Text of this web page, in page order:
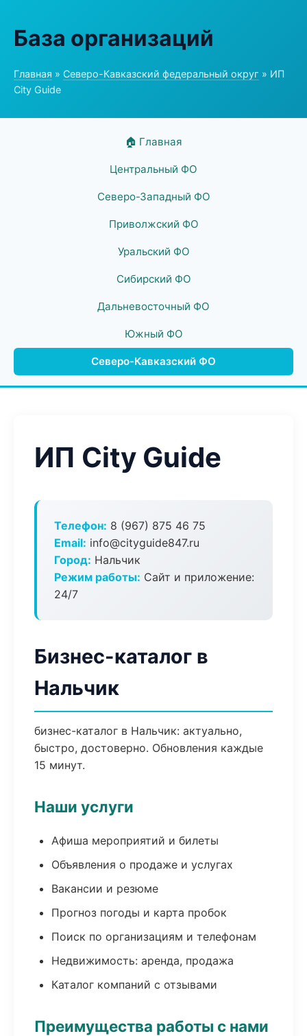
База организаций
Главная » Северо-Кавказский федеральный округ » ИП
City Guide
🏠 Главная
Центральный ФО
Северо-Западный ФО
Приволжский ФО
Уральский ФО
Сибирский ФО
Дальневосточный ФО
Южный ФО
Северо-Кавказский ФО
ИП City Guide
Телефон: 8 (967) 875 46 75
Email: info@cityguide847.ru
Город: Нальчик
Режим работы: Сайт и приложение:
24/7
Бизнес-каталог в
Нальчик
бизнес-каталог в Нальчик: актуально,
быстро, достоверно. Обновления каждые
15 минут.
Наши услуги
Афиша мероприятий и билеты
Объявления о продаже и услугах
Вакансии и резюме
Прогноз погоды и карта пробок
Поиск по организациям и телефонам
Недвижимость: аренда, продажа
Каталог компаний с отзывами
Преимущества работы с нами